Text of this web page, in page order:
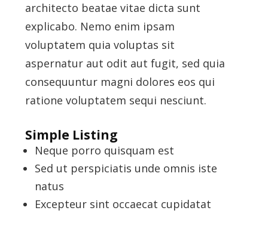
architecto beatae vitae dicta sunt
explicabo. Nemo enim ipsam
voluptatem quia voluptas sit
aspernatur aut odit aut fugit, sed quia
consequuntur magni dolores eos qui
ratione voluptatem sequi nesciunt.
Simple Listing
Neque porro quisquam est
Sed ut perspiciatis unde omnis iste
natus
Excepteur sint occaecat cupidatat